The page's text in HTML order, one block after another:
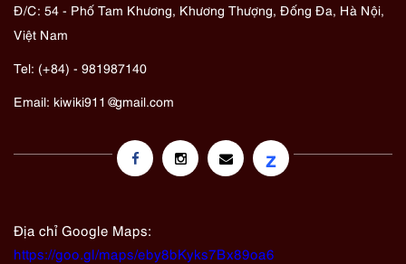
Đ/C: 54 - Phố Tam Khương, Khương Thượng, Đống Đa, Hà Nội,
Việt Nam
Tel: (+84) - 981987140
Email: kiwiki911@gmail.com
z
Địa chỉ Google Maps:
https://goo.gl/maps/eby8bKyks7Bx89oa6